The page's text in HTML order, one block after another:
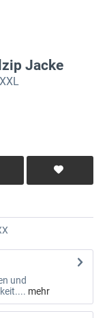
Jacke
und
mehr